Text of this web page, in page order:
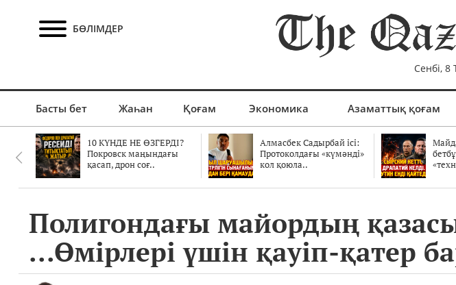
БӨЛІМДЕР
Сенбі, 8
Басты бет Жаһан Қоғам Экономика Азаматтық қоғам
10 КҮНДЕ НЕ ӨЗГЕРДІ?
Покровск маңындағы
қасап, дрон соғ..
Алмасбек Садырбай ісі:
Протоколдағы «күмәнді»
кол қоюла..
Полигондағы майордың
...Өмірлері үшін қауіп-қатер